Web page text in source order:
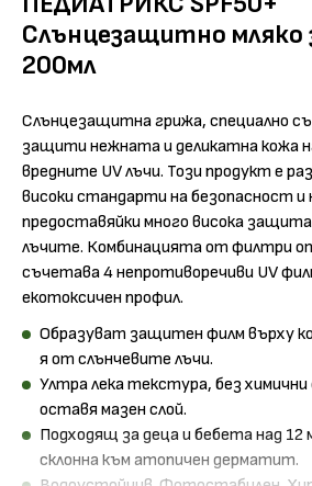
Слънцезащитно мляко
200мл
Слънцезащитна грижа, специално
защити нежната и деликатна кожа
вредните UV лъчи. Този продукт е
високи стандарти на безопасност
предоставяйки много висока
лъчите. Комбинацията от филтри
съчетава 4 непротиворечиви UV
екотоксичен профил.
Образуват защитен филм върху
я от слънчевите лъчи.
Ултра лека текстура, без
оставя мазен слой.
Подходящ за деца и бебета над 12
склонна към атопичен дерматит.